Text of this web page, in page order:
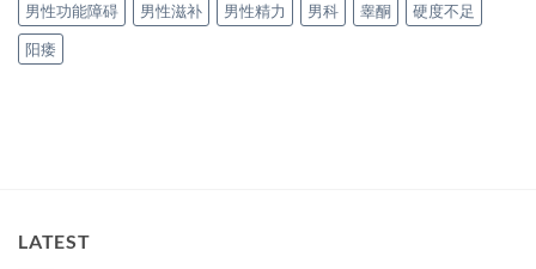
男性功能障碍
男性滋补 男性精力 男科 睾酮
硬度不足
阳痿
LATEST